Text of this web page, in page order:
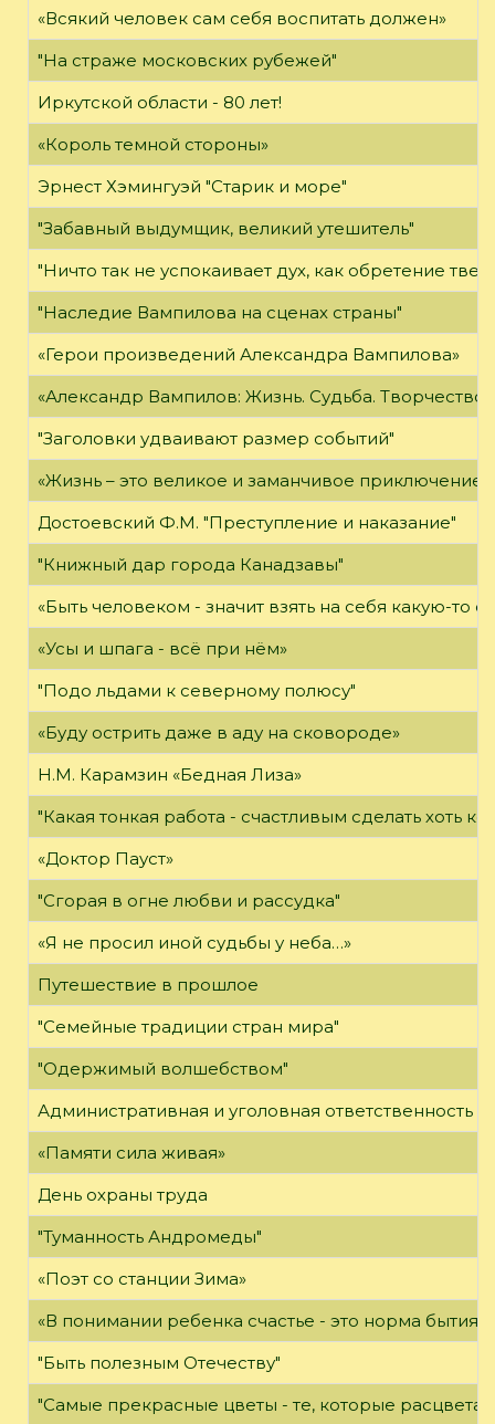
«Всякий человек сам себя воспитать должен»
"На страже московских рубежей"
Иркутской области - 80 лет!
«Король темной стороны»
Эрнест Хэмингуэй "Старик и море"
"Забавный выдумщик, великий утешитель"
"Ничто так не успокаивает дух, как обретение
"Наследие Вампилова на сценах страны"
«Герои произведений Александра Вампилова»
«Александр Вампилов: Жизнь. Судьба. Творчество»
"Заголовки удваивают размер событий"
«Жизнь – это великое и заманчивое приключение»
Достоевский Ф.М. "Преступление и наказание"
"Книжный дар города Канадзавы"
«Быть человеком - значит взять на себя какую-то
«Усы и шпага - всё при нём»
"Подо льдами к северному полюсу"
«Буду острить даже в аду на сковороде»
Н.М. Карамзин «Бедная Лиза»
"Какая тонкая работа - счастливым сделать хоть
«Доктор Пауст»
"Сгорая в огне любви и рассудка"
«Я не просил иной судьбы у неба…»
Путешествие в прошлое
"Семейные традиции стран мира"
"Одержимый волшебством"
Административная и уголовная ответственность
«Памяти сила живая»
День охраны труда
"Туманность Андромеды"
«Поэт со станции Зима»
«В понимании ребенка счастье - это норма бытия»
"Быть полезным Отечеству"
"Самые прекрасные цветы - те, которые